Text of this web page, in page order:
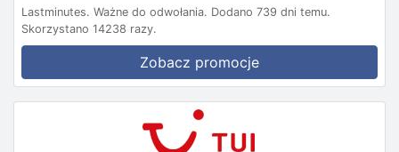
Lastminutes. Ważne do odwołania. Dodano 739 dni temu.
Skorzystano 14238 razy.
Zobacz promocje